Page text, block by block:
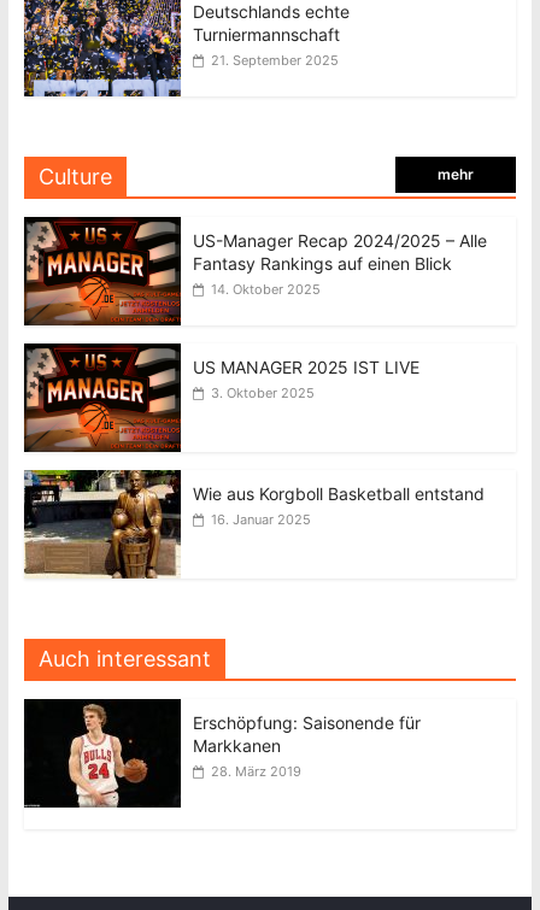
Deutschlands echte
Turniermannschaft
21. September 2025
Culture mehr
US-Manager Recap 2024/2025 – Alle
Fantasy Rankings auf einen Blick
14. Oktober 2025
US MANAGER 2025 IST LIVE
3. Oktober 2025
Wie aus Korgboll Basketball entstand
16. Januar 2025
Auch interessant
Erschöpfung: Saisonende für
Markkanen
28. März 2019